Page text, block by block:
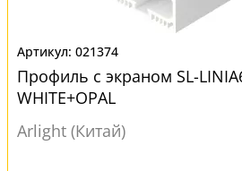
021374
Профиль с экраном SL-
WHITE+OPAL
Arlight (Китай)